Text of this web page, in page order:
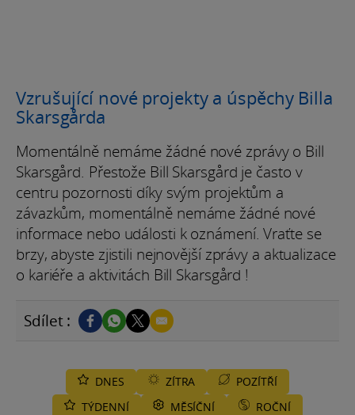
Vzrušující nové projekty a úspěchy Billa
Skarsgårda
Momentálně nemáme žádné nové zprávy o Bill
Skarsgård. Přestože Bill Skarsgård je často v
centru pozornosti díky svým projektům a
závazkům, momentálně nemáme žádné nové
informace nebo události k oznámení. Vraťte se
brzy, abyste zjistili nejnovější zprávy a aktualizace
o kariéře a aktivitách Bill Skarsgård !
Sdílet :
DNES ZÍTRA
POZÍTŘÍ
TÝDENNÍ
MĚSÍČNÍ
ROČNÍ